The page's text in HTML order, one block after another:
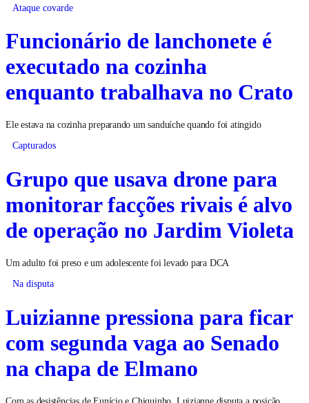
Ataque covarde
Funcionário de lanchonete é
executado na cozinha
enquanto trabalhava no Crato
Ele estava na cozinha preparando um sanduíche quando foi atingido
Capturados
Grupo que usava drone para
monitorar facções rivais é alvo
de operação no Jardim Violeta
Um adulto foi preso e um adolescente foi levado para DCA
Na disputa
Luizianne pressiona para ficar
com segunda vaga ao Senado
na chapa de Elmano
Com as desistências de Eunício e Chiquinho, Luizianne disputa a posição